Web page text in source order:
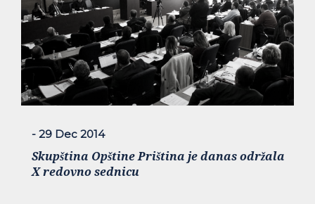
- 29 Dec 2014
Skupština Opštine Priština je danas održala
X redovno sednicu